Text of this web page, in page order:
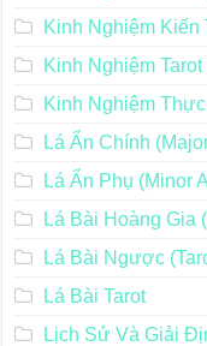
Kinh Nghiệm Kiến
Kinh Nghiệm
Kinh Nghiệm
Lá Ẩn Chính
Lá Ẩn Phụ (Minor
Lá Bài Hoàng Gia
Lá Bài Ngược
Lá Bài Tarot
Lịch Sử Và Giải